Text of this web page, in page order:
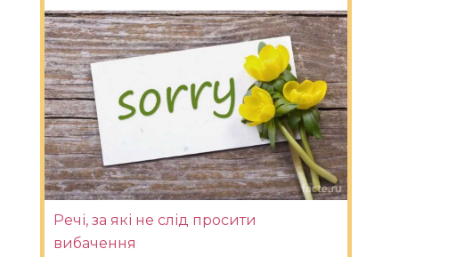
Речі, за які не слід просити
вибачення